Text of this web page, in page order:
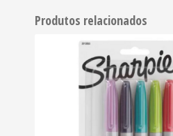
Produtos relacionados